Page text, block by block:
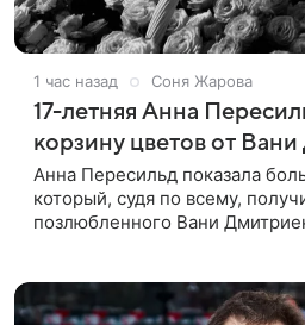
1 час назад Соня Жарова
17-летняя Анна
корзину цветов от
Анна Пересильд показала
который, судя по всему,
позлюбленного Вани